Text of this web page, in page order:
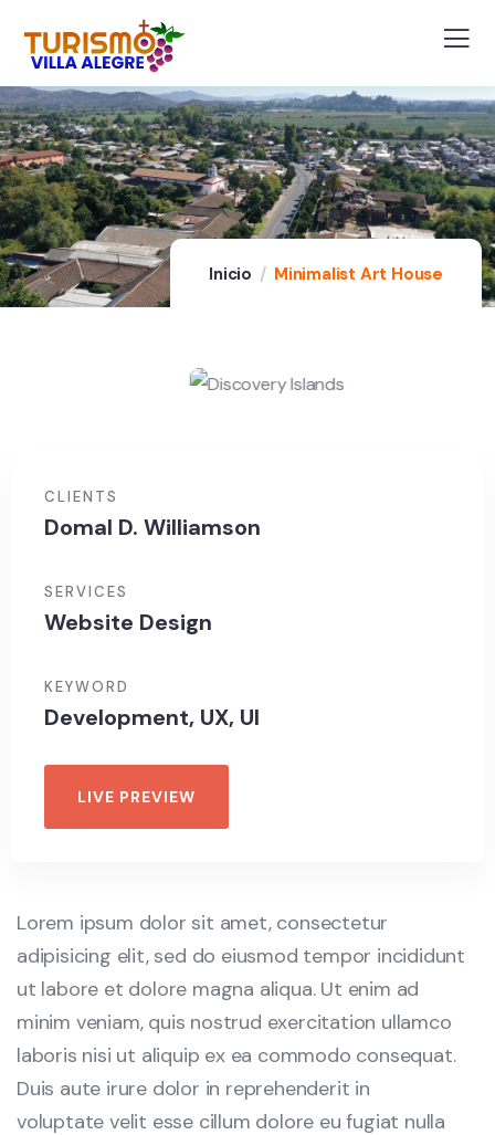
Inicio Minimalist Art House
CLIENTS
Domal D. Williamson
SERVICES
Website Design
KEYWORD
Development, UX, UI
LIVE PREVIEW
Lorem ipsum dolor sit amet, consectetur
adipisicing elit, sed do eiusmod tempor incididunt
ut labore et dolore magna aliqua. Ut enim ad
minim veniam, quis nostrud exercitation ullamco
laboris nisi ut aliquip ex ea commodo consequat.
Duis aute irure dolor in reprehenderit in
voluptate velit esse cillum dolore eu fugiat nulla